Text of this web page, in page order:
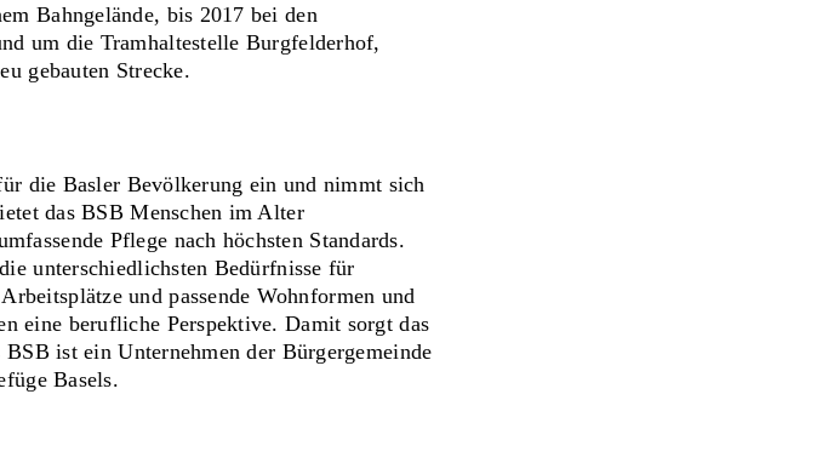
Bahngelände, bis 2017 bei den
um die Tramhaltestelle Burgfelderhof,
gebauten Strecke.
die Basler Bevölkerung ein und nimmt sich
das BSB Menschen im Alter
Pflege nach höchsten Standards.
unterschiedlichsten Bedürfnisse für
und passende Wohnformen und
eine berufliche Perspektive. Damit sorgt das
ist ein Unternehmen der Bürgergemeinde
Basels.